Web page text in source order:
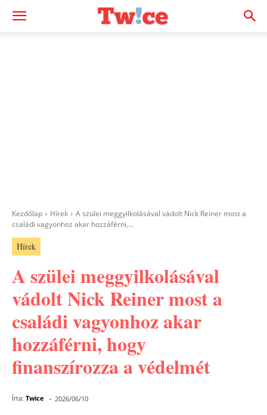
Kezdőlap Hírek
A szülei meggyilkolásával vádolt Nick Reiner most a
családi vagyonhoz akar hozzáférni,...
Hírek
A szülei meggyilkolásával
vádolt Nick Reiner most a
családi vagyonhoz akar
hozzáférni, hogy
finanszírozza a védelmét
Írta: Twice - 2026/06/10